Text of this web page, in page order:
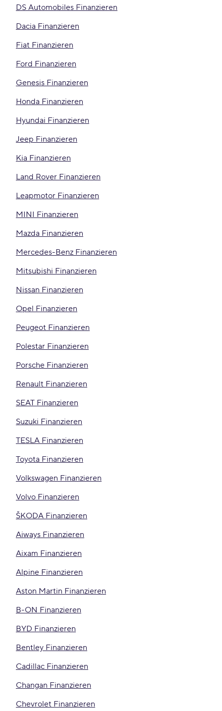
DS Automobiles Finanzieren
Dacia Finanzieren
Fiat Finanzieren
Ford Finanzieren
Genesis Finanzieren
Honda Finanzieren
Hyundai Finanzieren
Jeep Finanzieren
Kia Finanzieren
Land Rover Finanzieren
Leapmotor Finanzieren
MINI Finanzieren
Mazda Finanzieren
Mercedes-Benz Finanzieren
Mitsubishi Finanzieren
Nissan Finanzieren
Opel Finanzieren
Peugeot Finanzieren
Polestar Finanzieren
Porsche Finanzieren
Renault Finanzieren
SEAT Finanzieren
Suzuki Finanzieren
TESLA Finanzieren
Toyota Finanzieren
Volkswagen Finanzieren
Volvo Finanzieren
ŠKODA Finanzieren
Aiways Finanzieren
Aixam Finanzieren
Alpine Finanzieren
Aston Martin Finanzieren
B-ON Finanzieren
BYD Finanzieren
Bentley Finanzieren
Cadillac Finanzieren
Changan Finanzieren
Chevrolet Finanzieren